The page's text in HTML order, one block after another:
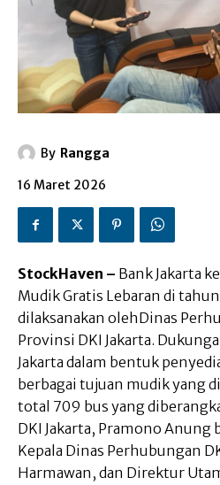
By Rangga
16 Maret 2026
StockHaven – Bank Jakarta
Mudik Gratis Lebaran di
dilaksanakan olehDinas
Provinsi DKI Jakarta.
Jakarta dalam bentuk
berbagai tujuan mudik yang
total 709 bus yang
DKI Jakarta, Pramono Anung
Kepala Dinas Perhubungan
Harmawan, dan Direktur